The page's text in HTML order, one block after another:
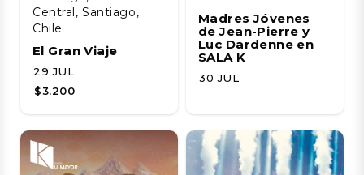
Central, Santiago,
Chile
El Gran Viaje
29 JUL
$3.200
Madres Jóvenes
de Jean-Pierre y
Luc Dardenne en
SALA K
30 JUL